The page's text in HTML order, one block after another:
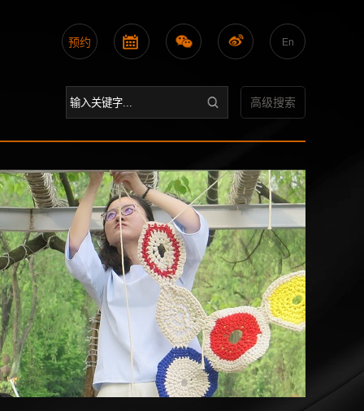
En
预约
高级搜索